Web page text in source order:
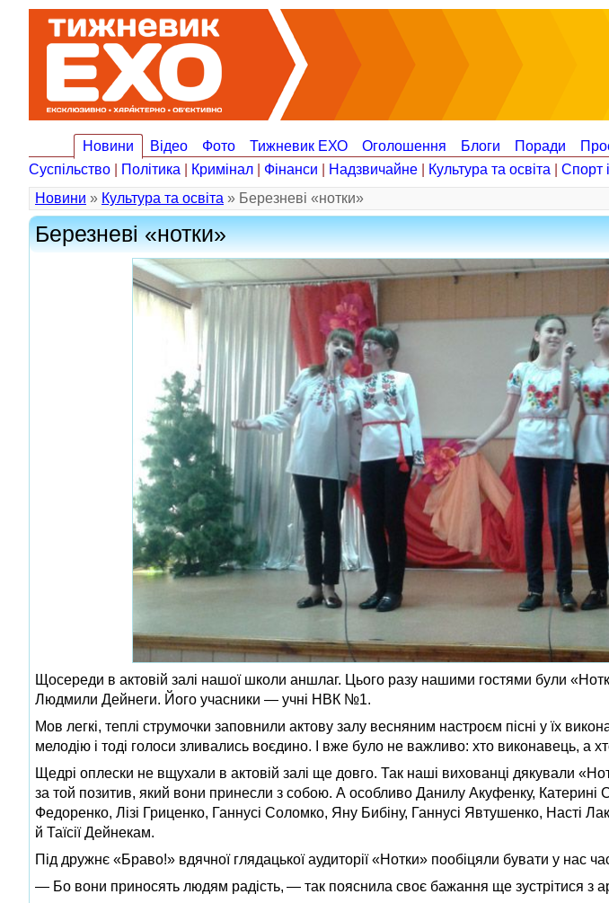
Новини Відео Фото Тижневик ЕХО Оголошення Блоги Поради
Суспільство
Політика Кримінал Фінанси Надзвичайне Культура та освіта Спорт
Новини » Культура та освіта » Березневі «нотки»
Березневі «нотки»
Щосереди в актовій залі нашої школи аншлаг. Цього разу нашими гостями були
Людмили Дейнеги. Його учасники — учні НВК №1.
Мов легкі, теплі струмочки заповнили актову залу весняним настроєм пісні у їх
мелодію і тоді голоси зливались воєдино. І вже було не важливо: хто виконавець, а
Щедрі оплески не вщухали в актовій залі ще довго. Так наші вихованці дякували
за той позитив, який вони принесли з собою. А особливо Данилу Акуфенку, Катерині
Федоренко, Лізі Гриценко, Ганнусі Соломко, Яну Бибіну, Ганнусі Явтушенко, Насті
й Таїсії Дейнекам.
Під дружнє «Браво!» вдячної глядацької аудиторії «Нотки» пообіцяли бувати у нас
— Бо вони приносять людям радість, — так пояснила своє бажання ще зустрітися з